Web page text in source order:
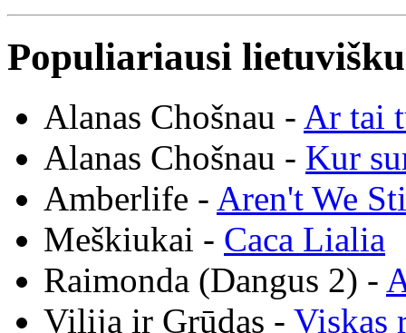
Populiariausi
Alanas Chošnau - Ar tai
Alanas Chošnau - Kur
Amberlife - Aren't We
Meškiukai - Caca Lialia
Raimonda (Dangus 2) -
Vilija ir Grūdas - Viskas